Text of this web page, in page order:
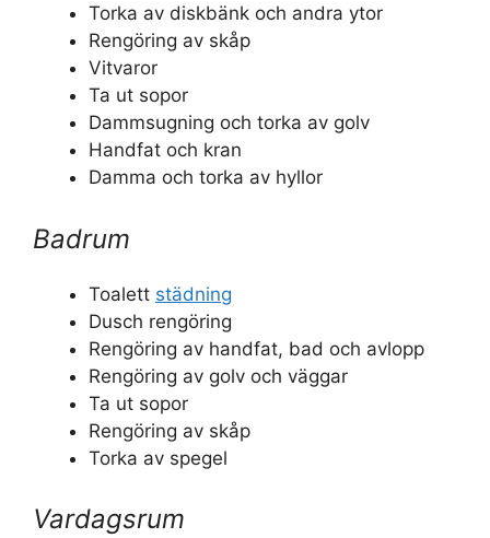
Torka av diskbänk och andra ytor
Rengöring av skåp
Vitvaror
Ta ut sopor
Dammsugning och torka av golv
Handfat och kran
Damma och torka av hyllor
Badrum
Toalett städning
Dusch rengöring
Rengöring av handfat, bad och avlopp
Rengöring av golv och väggar
Ta ut sopor
Rengöring av skåp
Torka av spegel
Vardagsrum